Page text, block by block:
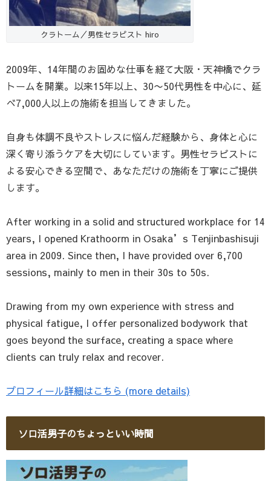
クラトーム／男性セラピスト hiro
2009年、14年間のお固めな仕事を経て大阪・天神橋でクラ
トームを開業。以来15年以上、30〜50代男性を中心に、延
べ7,000人以上の施術を担当してきました。
自身も体調不良やストレスに悩んだ経験から、身体と心に
深く寄り添うケアを大切にしています。男性セラピストに
よる安心できる空間で、あなただけの施術を丁寧にご提供
します。
After working in a solid and structured workplace for 14
years, I opened Krathoorm in Osaka’s Tenjinbashisuji
area in 2009. Since then, I have provided over 6,700
sessions, mainly to men in their 30s to 50s.
Drawing from my own experience with stress and
physical fatigue, I offer personalized bodywork that
goes beyond the surface, creating a space where
clients can truly relax and recover.
プロフィール詳細はこちら (more details)
ソロ活男子のちょっといい時間